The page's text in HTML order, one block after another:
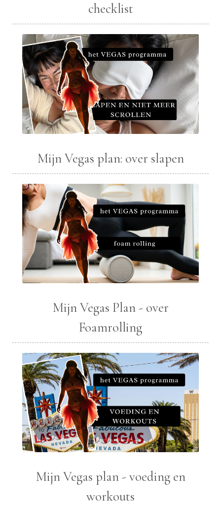
checklist
Mijn Vegas plan: over slapen
Mijn Vegas Plan - over
Foamrolling
Mijn Vegas plan - voeding en
workouts